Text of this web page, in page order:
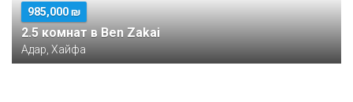
985,000 ₪
2.5 комнат в Ben Zakai
Адар, Хайфа